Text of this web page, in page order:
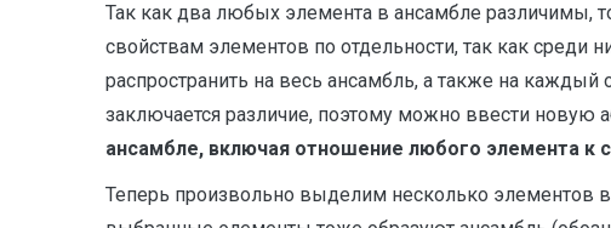
Так как два любых элемента в ансамбле различимы,
свойствам элементов по отдельности, так как среди
распространить на весь ансамбль, а также на
заключается различие, поэтому можно ввести новую
ансамбле, включая отношение любого элемента к
Теперь произвольно выделим несколько элементов